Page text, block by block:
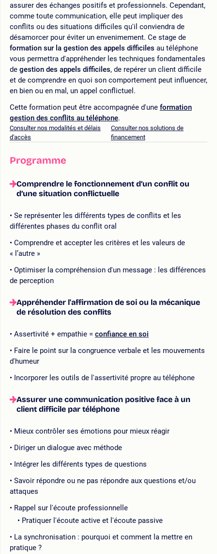
assurer des échanges positifs et professionnels. Cependant,
comme toute communication, elle peut impliquer des
conflits ou des situations difficiles qu'il conviendra de
désamorcer pour éviter un envenimement. Ce stage de
formation sur la gestion des appels difficiles au téléphone
vous permettra d'appréhender les techniques fondamentales
de gestion des appels difficiles, de repérer un client difficile
et de comprendre en quoi son comportement peut influencer,
en bien ou en mal, un appel conflictuel.
Cette formation peut être accompagnée d'une formation
gestion des conflits au téléphone.
Consulter nos modalités et délais
d'accès
Consulter nos solutions de
financement
Programme
Comprendre le fonctionnement d’un conflit ou
d’une situation conflictuelle
Se représenter les différents types de conflits et les
différentes phases du conflit oral
Comprendre et accepter les critères et les valeurs de
« l’autre »
Optimiser la compréhension d'un message : les différences
de perception
Appréhender l'affirmation de soi ou la mécanique
de résolution des conflits
Assertivité + empathie = confiance en soi
Faire le point sur la congruence verbale et les mouvements
d'humeur
Incorporer les outils de l'assertivité propre au téléphone
Assurer une communication positive face à un
client difficile par téléphone
Mieux contrôler ses émotions pour mieux réagir
Diriger un dialogue avec méthode
Intégrer les différents types de questions
Savoir répondre ou ne pas répondre aux questions et/ou
attaques
Rappel sur l'écoute professionnelle
Pratiquer l'écoute active et l'écoute passive
La synchronisation : pourquoi et comment la mettre en
pratique ?